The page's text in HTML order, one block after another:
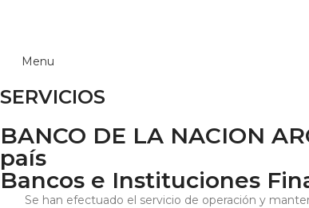
Menu
SERVICIOS
BANCO DE LA NACION
país
Bancos e Instituciones
Se han efectuado el servicio de operación y